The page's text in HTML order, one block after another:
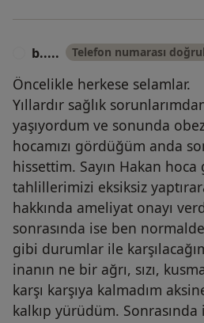
b..... Telefon numarası
Öncelikle herkese selamlar.
Yıllardır sağlık
yaşıyordum ve sonunda
hocamızı gördüğüm anda
hissettim. Sayın Hakan
tahlillerimizi eksiksiz
hakkında ameliyat onayı
sonrasında ise ben normalde
gibi durumlar ile
inanın ne bir ağrı, sızı,
karşı karşıya kalmadım
kalkıp yürüdüm. Sonrasında